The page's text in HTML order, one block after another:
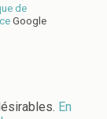
de
Google
En